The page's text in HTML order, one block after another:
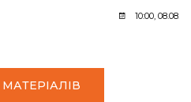
10:00,